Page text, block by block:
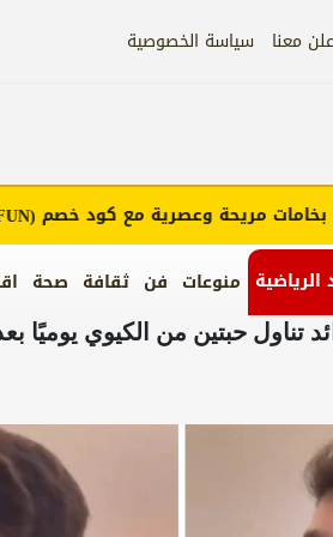
معنا سياسة الخصوصية
الرياضية منوعات فن ثقافة صحة
مريحة وعصرية مع كود خصم (FUN)
تناول حبتين من الكيوي يوميًا